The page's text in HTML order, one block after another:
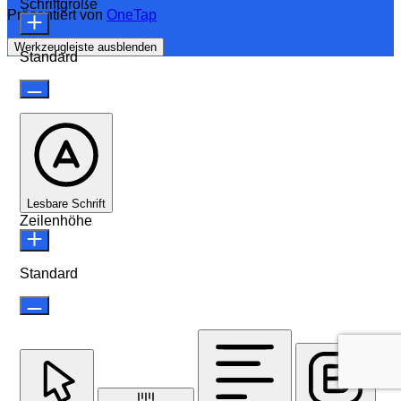
Präsentiert von OneTap
Werkzeugleiste ausblenden
Schriftgröße
Standard
Lesbare Schrift
Zeilenhöhe
Standard